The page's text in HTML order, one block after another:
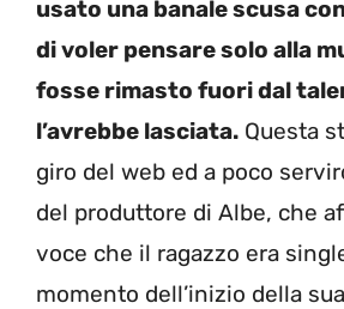
usato una banale scusa
di voler pensare solo alla
fosse rimasto fuori dal
l’avrebbe lasciata. Questa
giro del web ed a poco
del produttore di Albe, che
voce che il ragazzo era
momento dell’inizio della